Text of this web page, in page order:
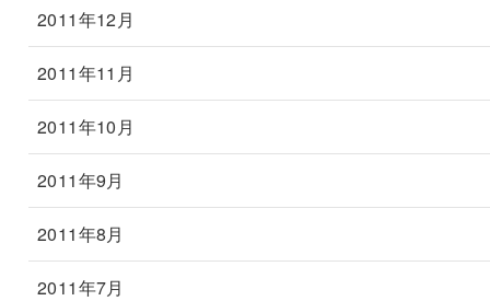
2011年12月
2011年11月
2011年10月
2011年9月
2011年8月
2011年7月